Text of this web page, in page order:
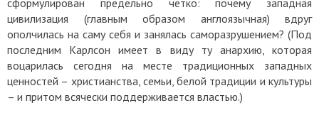
сформулирован предельно четко: почему западная
цивилизация (главным образом англоязычная) вдруг
ополчилась на саму себя и занялась саморазрушением? (Под
последним Карлсон имеет в виду ту анархию, которая
воцарилась сегодня на месте традиционных западных
ценностей – христианства, семьи, белой традиции и культуры
– и притом всячески поддерживается властью.)